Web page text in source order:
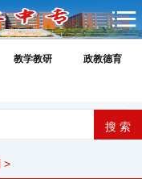
教学教研 政教德育
>